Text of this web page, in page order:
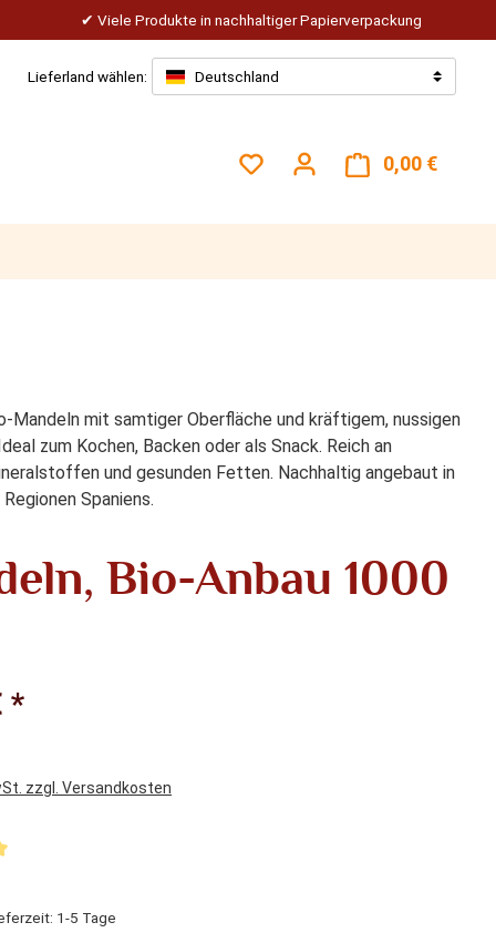
Viele Produkte in nachhaltiger Papierverpackung
Lieferland wählen: Deutschland
Du hast 0 Produkte auf
0,00 €
Mandeln mit samtiger Oberfläche und kräftigem, nussigen
zum Kochen, Backen oder als Snack. Reich an
und gesunden Fetten. Nachhaltig angebaut in
Spaniens.
Bio-Anbau 1000
*
zzgl. Versandkosten
1-5 Tage